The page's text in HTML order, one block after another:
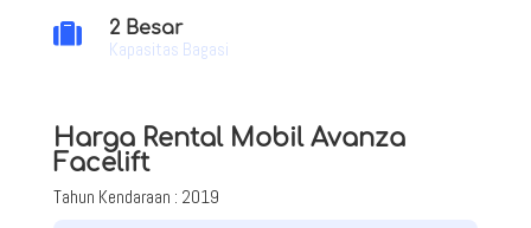
 2 Besar
Kapasitas Bagasi
Harga Rental Mobil Avanza
Facelift
Tahun Kendaraan : 2019